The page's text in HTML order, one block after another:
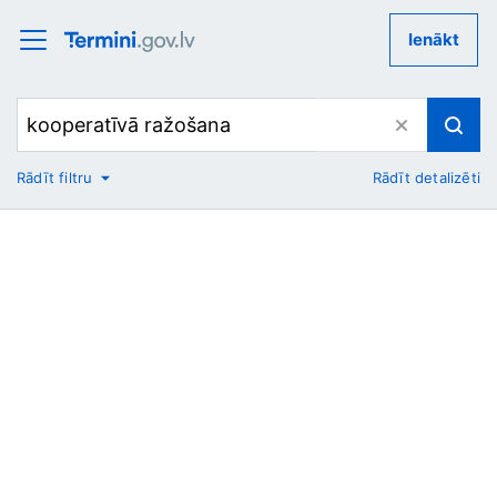
Ienākt
No
Rādīt filtru Rādīt detalizēti